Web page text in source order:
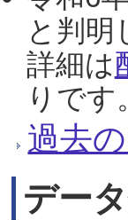
と判明
詳細は
りです
過去
デー